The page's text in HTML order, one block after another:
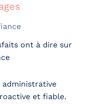
ont à dire sur
administrative
et fiable.